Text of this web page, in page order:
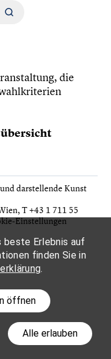
beste Erlebnis auf
finden Sie in
.
öffnen
Alle erlauben
die
darstellende Kunst
T +43 1 711 55
Einstellungen